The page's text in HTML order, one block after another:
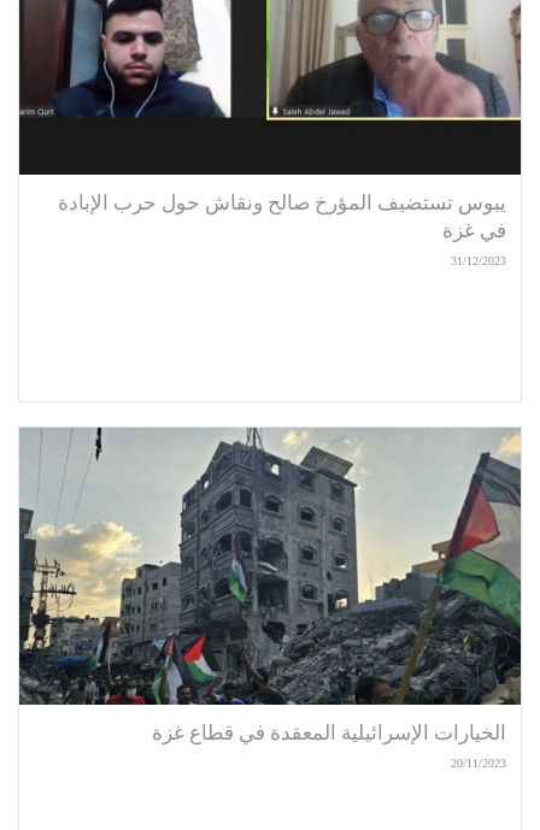
يبوس تستضيف المؤرخ صالح ونقاش حول حرب الإبادة
في غزة
31/12/2023
الخيارات الإسرائيلية المعقدة في قطاع غزة
20/11/2023